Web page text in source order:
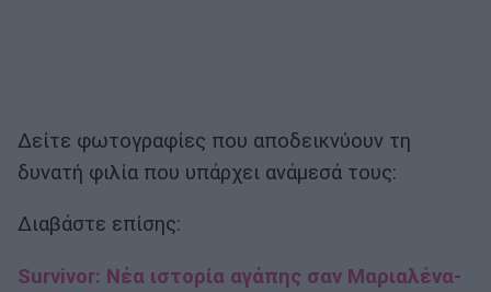
Δείτε φωτογραφίες που αποδεικνύουν τη
δυνατή φιλία που υπάρχει ανάμεσά τους:
Διαβάστε επίσης:
Survivor: Νέα ιστορία αγάπης σαν Μαριαλένα-